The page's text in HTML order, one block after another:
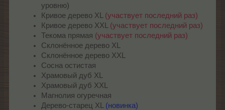
уровню)
Кривое дерево XL (участвует последний раз)
Кривое дерево XXL (участвует последний раз)
Текома прямая (участвует последний раз)
Склонённое дерево XL
Склонённое дерево XXL
Сосна остистая
Храмовый дуб XL
Храмовый дуб XXL
Магнолия огуречная
Дерево-старец XL (новинка)